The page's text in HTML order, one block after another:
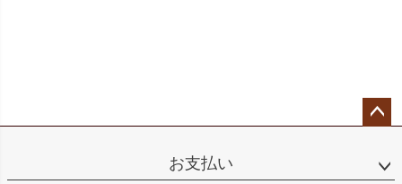
ップ
お支払い